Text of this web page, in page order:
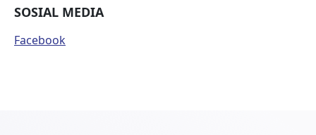
SOSIAL MEDIA
Facebook